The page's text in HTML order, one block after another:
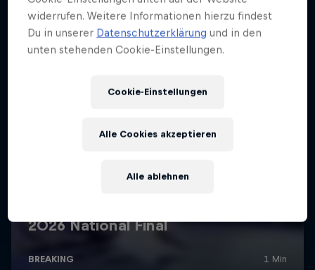
widerrufen. Weitere Informationen hierzu findest
Du in unserer Datenschutzerklärung und in den
unten stehenden Cookie-Einstellungen.
Cookie-Einstellungen
Alle ablehnen
Alle Cookies akzeptieren